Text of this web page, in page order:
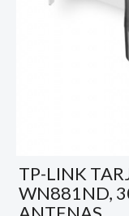
TP-LINK
WN881ND,